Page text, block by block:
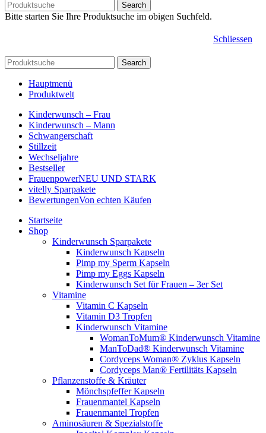
Search
Bitte starten Sie Ihre Produktsuche im obigen Suchfeld.
Schliessen
Search
Hauptmenü
Produktwelt
Kinderwunsch – Frau
Kinderwunsch – Mann
Schwangerschaft
Stillzeit
Wechseljahre
Bestseller
FrauenpowerNEU UND STARK
vitelly Sparpakete
BewertungenVon echten Käufen
Startseite
Shop
Kinderwunsch Sparpakete
Kinderwunsch Kapseln
Pimp my Sperm Kapseln
Pimp my Eggs Kapseln
Kinderwunsch Set für Frauen – 3er Set
Vitamine
Vitamin C Kapseln
Vitamin D3 Tropfen
Kinderwunsch Vitamine
WomanToMum® Kinderwunsch Vitamine
ManToDad® Kinderwunsch Vitamine
Cordyceps Woman® Zyklus Kapseln
Cordyceps Man® Fertilitäts Kapseln
Pflanzenstoffe & Kräuter
Mönchspfeffer Kapseln
Frauenmantel Kapseln
Frauenmantel Tropfen
Aminosäuren & Spezialstoffe